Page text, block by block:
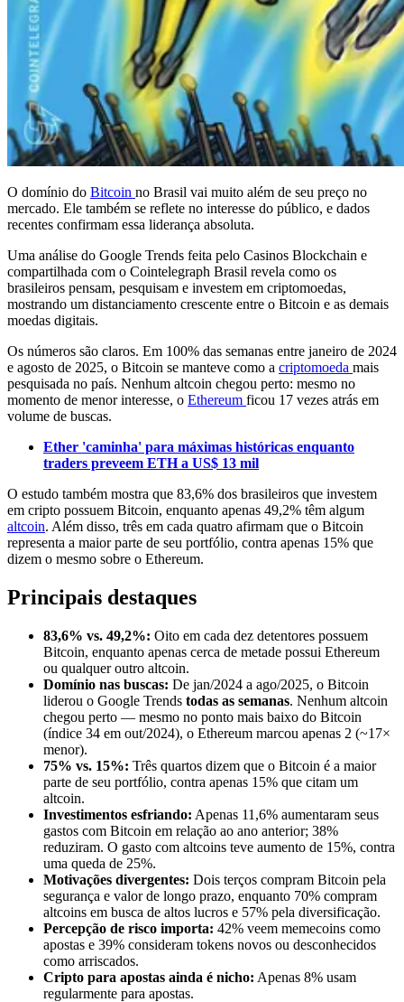
O domínio do Bitcoin no Brasil vai muito além de seu preço no
mercado. Ele também se reflete no interesse do público, e dados
recentes confirmam essa liderança absoluta.
Uma análise do Google Trends feita pelo Casinos Blockchain e
compartilhada com o Cointelegraph Brasil revela como os
brasileiros pensam, pesquisam e investem em criptomoedas,
mostrando um distanciamento crescente entre o Bitcoin e as demais
moedas digitais.
Os números são claros. Em 100% das semanas entre janeiro de 2024
e agosto de 2025, o Bitcoin se manteve como a criptomoeda mais
pesquisada no país. Nenhum altcoin chegou perto: mesmo no
momento de menor interesse, o Ethereum ficou 17 vezes atrás em
volume de buscas.
Ether 'caminha' para máximas históricas enquanto
traders preveem ETH a US$ 13 mil
O estudo também mostra que 83,6% dos brasileiros que investem
em cripto possuem Bitcoin, enquanto apenas 49,2% têm algum
altcoin. Além disso, três em cada quatro afirmam que o Bitcoin
representa a maior parte de seu portfólio, contra apenas 15% que
dizem o mesmo sobre o Ethereum.
Principais destaques
83,6% vs. 49,2%: Oito em cada dez detentores possuem
Bitcoin, enquanto apenas cerca de metade possui Ethereum
ou qualquer outro altcoin.
Domínio nas buscas: De jan/2024 a ago/2025, o Bitcoin
liderou o Google Trends todas as semanas. Nenhum altcoin
chegou perto — mesmo no ponto mais baixo do Bitcoin
(índice 34 em out/2024), o Ethereum marcou apenas 2 (~17×
menor).
75% vs. 15%: Três quartos dizem que o Bitcoin é a maior
parte de seu portfólio, contra apenas 15% que citam um
altcoin.
Investimentos esfriando: Apenas 11,6% aumentaram seus
gastos com Bitcoin em relação ao ano anterior; 38%
reduziram. O gasto com altcoins teve aumento de 15%, contra
uma queda de 25%.
Motivações divergentes: Dois terços compram Bitcoin pela
segurança e valor de longo prazo, enquanto 70% compram
altcoins em busca de altos lucros e 57% pela diversificação.
Percepção de risco importa: 42% veem memecoins como
apostas e 39% consideram tokens novos ou desconhecidos
como arriscados.
Cripto para apostas ainda é nicho: Apenas 8% usam
regularmente para apostas.